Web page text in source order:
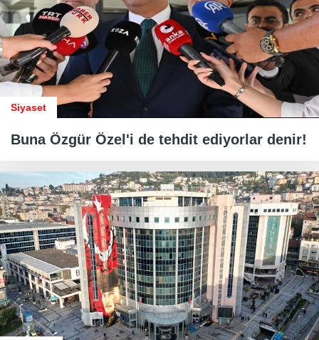
Siyaset
Buna Özgür Özel'i de tehdit ediyorlar denir!